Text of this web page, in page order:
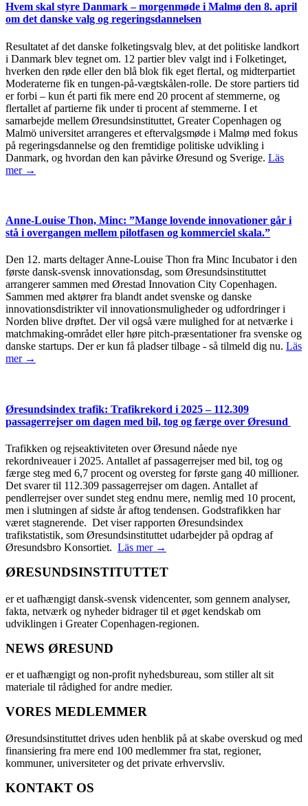
Hvem skal styre Danmark – morgenmøde i Malmø den 8. april
om det danske valg og regeringsdannelsen
Resultatet af det danske folketingsvalg blev, at det politiske landkort
i Danmark blev tegnet om. 12 partier blev valgt ind i Folketinget,
hverken den røde eller den blå blok fik eget flertal, og midterpartiet
Moderaterne fik en tungen-på-vægtskålen-rolle. De store partiers tid
er forbi – kun ét parti fik mere end 20 procent af stemmerne, og
flertallet af partierne fik under ti procent af stemmerne. I et
samarbejde mellem Øresundsinstituttet, Greater Copenhagen og
Malmö universitet arrangeres et eftervalgsmøde i Malmø med fokus
på regeringsdannelse og den fremtidige politiske udvikling i
Danmark, og hvordan den kan påvirke Øresund og Sverige. Läs
mer →
Anne-Louise Thon, Minc: ”Mange lovende innovationer går i
stå i overgangen mellem pilotfasen og kommerciel skala.”
Den 12. marts deltager Anne-Louise Thon fra Minc Incubator i den
første dansk-svensk innovationsdag, som Øresundsinstituttet
arrangerer sammen med Ørestad Innovation City Copenhagen.
Sammen med aktører fra blandt andet svenske og danske
innovationsdistrikter vil innovationsmuligheder og udfordringer i
Norden blive drøftet. Der vil også være mulighed for at netværke i
matchmaking-området eller høre pitch-præsentationer fra svenske og
danske startups. Der er kun få pladser tilbage - så tilmeld dig nu. Läs
mer →
Øresundsindex trafik: Trafikrekord i 2025 – 112.309
passagerrejser om dagen med bil, tog og færge over Øresund
Trafikken og rejseaktiviteten over Øresund nåede nye
rekordniveauer i 2025. Antallet af passagerrejser med bil, tog og
færge steg med 6,7 procent og oversteg for første gang 40 millioner.
Det svarer til 112.309 passagerrejser om dagen. Antallet af
pendlerrejser over sundet steg endnu mere, nemlig med 10 procent,
men i slutningen af sidste år aftog tendensen. Godstrafikken har
været stagnerende. Det viser rapporten Øresundsindex
trafikstatistik, som Øresundsinstituttet udarbejder på opdrag af
Øresundsbro Konsortiet. Läs mer →
ØRESUNDSINSTITUTTET
er et uafhængigt dansk-svensk videncenter, som gennem analyser,
fakta, netværk og nyheder bidrager til et øget kendskab om
udviklingen i Greater Copenhagen-regionen.
NEWS ØRESUND
er et uafhængigt og non-profit nyhedsbureau, som stiller alt sit
materiale til rådighed for andre medier.
VORES MEDLEMMER
Øresundsinstituttet drives uden henblik på at skabe overskud og med
finansiering fra mere end 100 medlemmer fra stat, regioner,
kommuner, universiteter og det private erhvervsliv.
KONTAKT OS